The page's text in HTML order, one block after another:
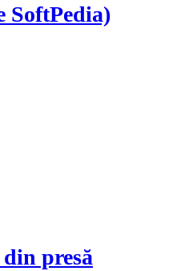
SoftPedia)
presă